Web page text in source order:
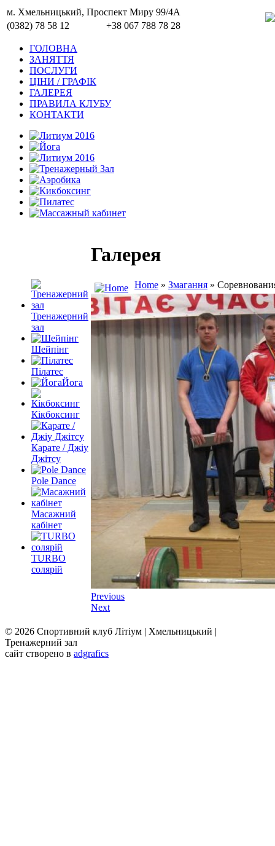
м. Хмельницький, Проспект Миру 99/4A
(0382) 78 58 12
+38 067 788 78 28
ГОЛОВНА
ЗАНЯТТЯ
ПОСЛУГИ
ЦІНИ / ГРАФІК
ГАЛЕРЕЯ
ПРАВИЛА КЛУБУ
КОНТАКТИ
Тренажерний
зал
Шейпінг
Пілатес
Йога
Кікбоксинг
Карате / Джіу
Джітсу
Pole Dance
Масажний
кабінет
TURBO
солярій
Галерея
Home » Змагання »
Previous
Next
© 2026 Спортивний клуб Літіум | Хмельницький |
Тренажерний зал
сайт створено в adgrafics